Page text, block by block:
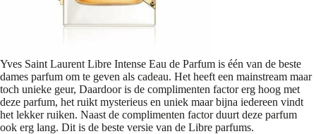
Yves Saint Laurent Libre Intense Eau de Parfum is één van de beste
dames parfum om te geven als cadeau. Het heeft een mainstream maar
toch unieke geur, Daardoor is de complimenten factor erg hoog met
deze parfum, het ruikt mysterieus en uniek maar bijna iedereen vindt
het lekker ruiken. Naast de complimenten factor duurt deze parfum
ook erg lang. Dit is de beste versie van de Libre parfums.